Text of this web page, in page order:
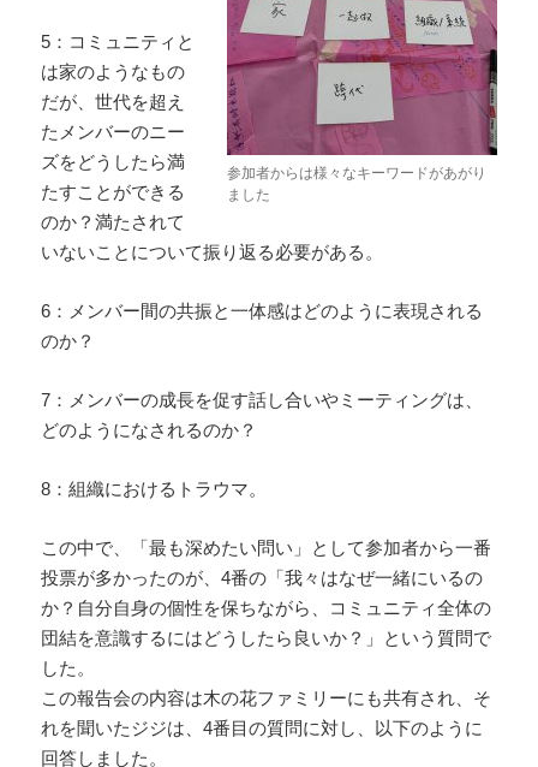
参加者からは様々なキーワードがあがり
ました
5：コミュニティと
は家のようなもの
だが、世代を超え
たメンバーのニー
ズをどうしたら満
たすことができる
のか？満たされて
いないことについて振り返る必要がある。
6：メンバー間の共振と一体感はどのように表現される
のか？
7：メンバーの成長を促す話し合いやミーティングは、
どのようになされるのか？
8：組織におけるトラウマ。
この中で、「最も深めたい問い」として参加者から一番
投票が多かったのが、4番の「我々はなぜ一緒にいるの
か？自分自身の個性を保ちながら、コミュニティ全体の
団結を意識するにはどうしたら良いか？」という質問で
した。
この報告会の内容は木の花ファミリーにも共有され、そ
れを聞いたジジは、4番目の質問に対し、以下のように
回答しました。